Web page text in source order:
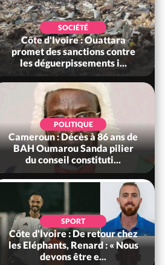
SOCIÉTÉ
Côte d'Ivoire : Ouattara
promet des sanctions contre
les déguerpissements i...
POLITIQUE
Cameroun : Décès à 86 ans de
BAH Oumarou Sanda pilier
du conseil constituti...
SPORT
Côte d'Ivoire : De retour chez
les Eléphants, Renard : « Nous
devons être e...